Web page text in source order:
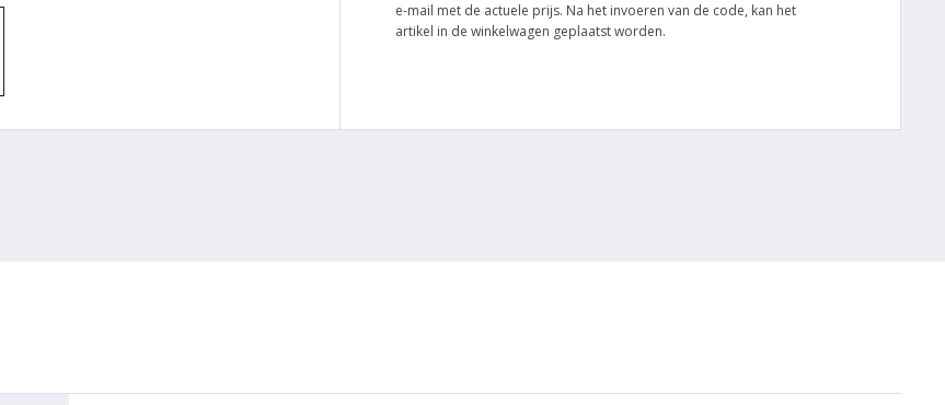
e-mail met de actuele prijs. Na het invoeren van de code, kan het
artikel in de winkelwagen geplaatst worden.